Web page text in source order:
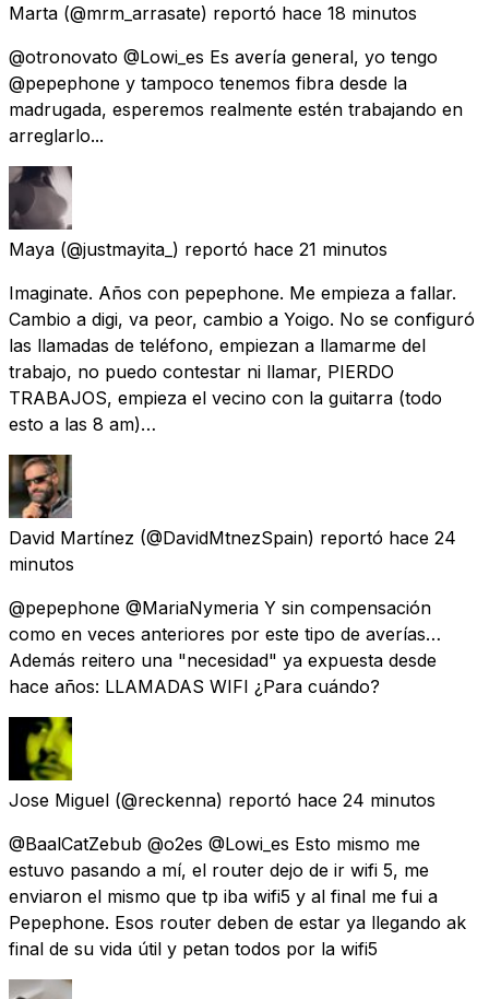
Marta (@mrm_arrasate) reportó hace 18 minutos
@otronovato @Lowi_es Es avería general, yo tengo
@pepephone y tampoco tenemos fibra desde la
madrugada, esperemos realmente estén trabajando en
arreglarlo...
Maya (@justmayita_) reportó hace 21 minutos
Imaginate. Años con pepephone. Me empieza a fallar.
Cambio a digi, va peor, cambio a Yoigo. No se configuró
las llamadas de teléfono, empiezan a llamarme del
trabajo, no puedo contestar ni llamar, PIERDO
TRABAJOS, empieza el vecino con la guitarra (todo
esto a las 8 am)…
David Martínez (@DavidMtnezSpain) reportó hace 24
minutos
@pepephone @MariaNymeria Y sin compensación
como en veces anteriores por este tipo de averías…
Además reitero una "necesidad" ya expuesta desde
hace años: LLAMADAS WIFI ¿Para cuándo?
Jose Miguel (@reckenna) reportó hace 24 minutos
@BaalCatZebub @o2es @Lowi_es Esto mismo me
estuvo pasando a mí, el router dejo de ir wifi 5, me
enviaron el mismo que tp iba wifi5 y al final me fui a
Pepephone. Esos router deben de estar ya llegando ak
final de su vida útil y petan todos por la wifi5